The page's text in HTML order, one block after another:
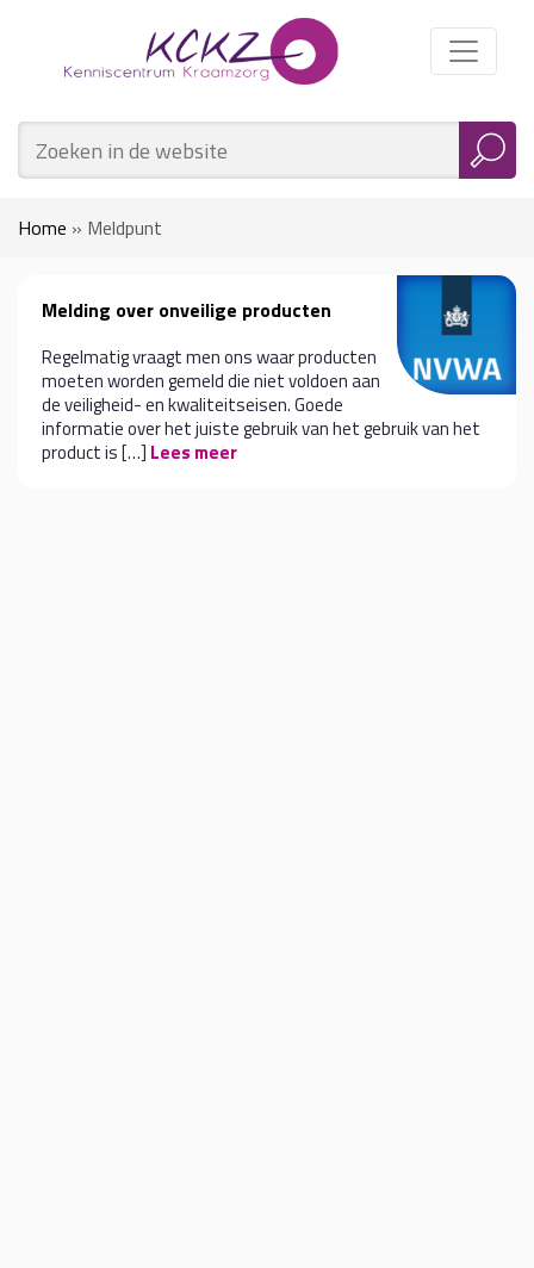
Home » Meldpunt
Melding over onveilige producten
Regelmatig vraagt men ons waar producten
moeten worden gemeld die niet voldoen aan
de veiligheid- en kwaliteitseisen. Goede
informatie over het juiste gebruik van het gebruik van het
product is […] Lees meer